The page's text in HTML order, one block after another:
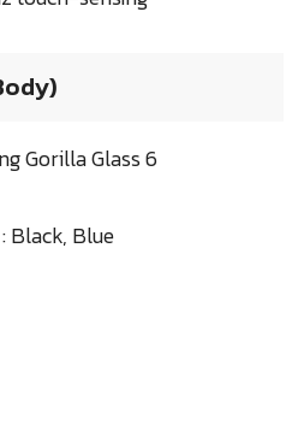
Gorilla Glass 6
Black, Blue